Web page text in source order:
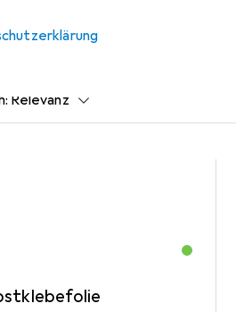
Schreibtisch Accessoire
: Relevanz